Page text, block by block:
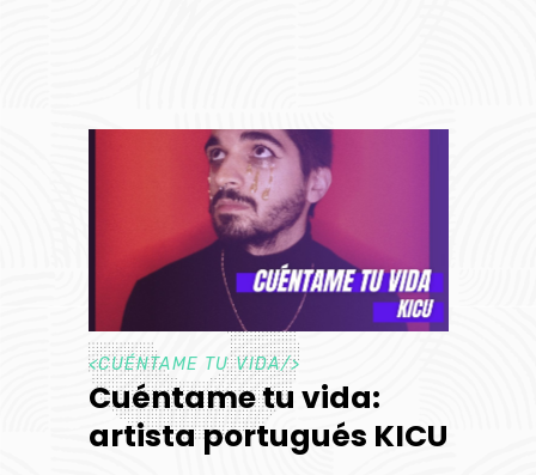
<CUÉNTAME TU VIDA/>
Cuéntame tu vida:
artista portugués KICU